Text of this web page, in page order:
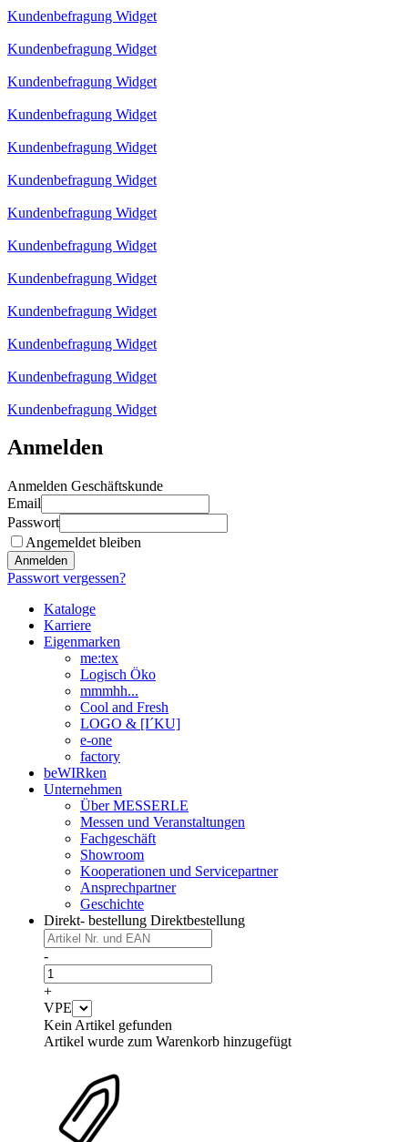
Kundenbefragung Widget
Kundenbefragung Widget
Kundenbefragung Widget
Kundenbefragung Widget
Kundenbefragung Widget
Kundenbefragung Widget
Kundenbefragung Widget
Kundenbefragung Widget
Kundenbefragung Widget
Kundenbefragung Widget
Kundenbefragung Widget
Kundenbefragung Widget
Kundenbefragung Widget
Anmelden
Anmelden Geschäftskunde
Email
Passwort
Angemeldet bleiben
Anmelden
Passwort vergessen?
Kataloge
Karriere
Eigenmarken
me:tex
Logisch Öko
mmmhh...
Cool and Fresh
LOGO & [I´KU]
e-one
factory
beWIRken
Unternehmen
Über MESSERLE
Messen und Veranstaltungen
Fachgeschäft
Showroom
Kooperationen und Servicepartner
Ansprechpartner
Geschichte
Direkt- bestellung Direktbestellung
-
+
VPE
Kein Artikel gefunden
Artikel wurde zum Warenkorb hinzugefügt